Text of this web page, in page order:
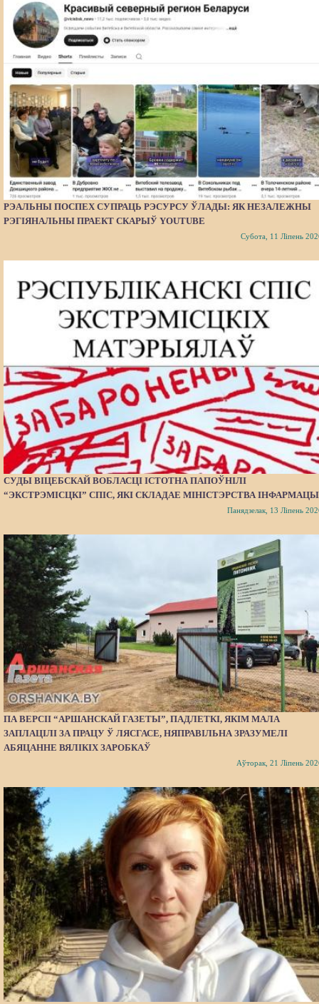
РЭАЛЬНЫ ПОСПЕХ СУПРАЦЬ РЭСУРСУ ЎЛАДЫ: ЯК НЕЗАЛЕЖНЫ
РЭГІЯНАЛЬНЫ ПРАЕКТ СКАРЫЎ YOUTUBE
Субота, 11 Ліпень
СУДЫ ВІЦЕБСКАЙ ВОБЛАСЦІ ІСТОТНА ПАПОЎНІЛІ
“ЭКСТРЭМІСЦКІ” СПІС, ЯКІ СКЛАДАЕ МІНІСТЭРСТВА
Панядзелак, 13 Ліпень
ПА ВЕРСІІ “АРШАНСКАЙ ГАЗЕТЫ”, ПАДЛЕТКІ, ЯКІМ МАЛА
ЗАПЛАЦІЛІ ЗА ПРАЦУ Ў ЛЯСГАСЕ, НЯПРАВІЛЬНА ЗРАЗУМЕЛІ
АБЯЦАННЕ ВЯЛІКІХ ЗАРОБКАЎ
Аўторак, 21 Ліпень